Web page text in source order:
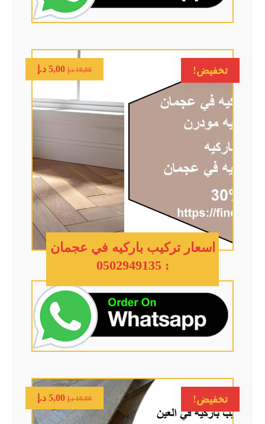
تخفيض!
اسعار تركيب باركيه في عجمان
: 0502949135
10,00 د.إ 5,00 د.إ
تخفيض! 10,00 د.إ 5,00 د.إ